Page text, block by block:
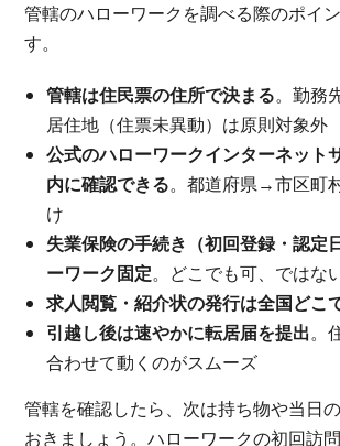
管轄のハローワークを調べる際のポイ
す。
管轄は住民票の住所で決まる。勤務
居住地（住票未異動）は原則対象外
公式のハローワークインターネット
内に確認できる。都道府県→市区町
け
失業保険の手続き（初回登録・認定
ーワーク固定。どこでも可、ではな
求人閲覧・紹介状の発行は全国どこ
引越し後は速やかに転居届を提出。
合わせて動くのがスムーズ
管轄を確認したら、次は持ち物や当日
おきましょう。ハローワークの初回訪